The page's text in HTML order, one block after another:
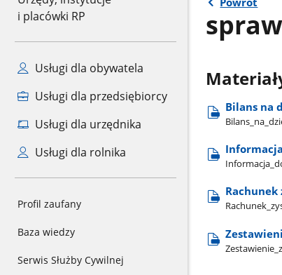
i placówki RP
Usługi dla obywatela
Usługi dla przedsiębiorcy
Usługi dla urzędnika
Usługi dla rolnika
Profil zaufany
Baza wiedzy
Serwis Służby Cywilnej
Bilans na
Rachunek